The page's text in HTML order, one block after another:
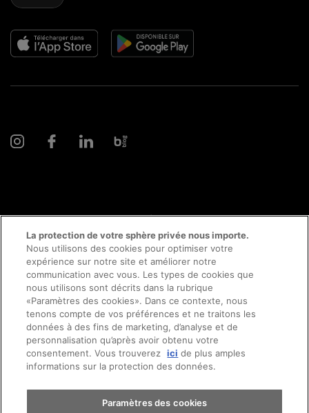
Prendre rendez-vous
Essai sur route
Trouver une voiture
© 2026 AMAG Automobiles et Moteurs SA
Protection des données Mentions légales
Conseil en ligne mentions légales
Directive cookies Impressum
La protection de votre sphère privée nous importe.
Nous utilisons des cookies pour optimiser votre
expérience sur notre site et améliorer notre
communication avec vous. Les types de cookies que
nous utilisons sont décrits dans la rubrique
«Paramètres des cookies». Dans ce contexte, nous
tenons compte de vos préférences et ne traitons les
données à des fins de marketing, d’analyse et de
personnalisation qu’après avoir obtenu votre
consentement. Vous trouverez ici de plus amples
informations sur la protection des données.
Paramètres des cookies